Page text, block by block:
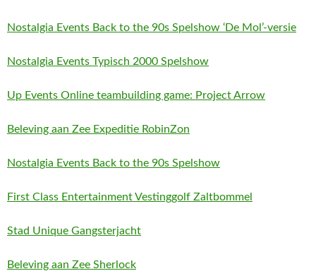
Nostalgia Events Back to the 90s Spelshow ‘De Mol’-versie
Nostalgia Events Typisch 2000 Spelshow
Up Events Online teambuilding game: Project Arrow
Beleving aan Zee Expeditie RobinZon
Nostalgia Events Back to the 90s Spelshow
First Class Entertainment Vestinggolf Zaltbommel
Stad Unique Gangsterjacht
Beleving aan Zee Sherlock